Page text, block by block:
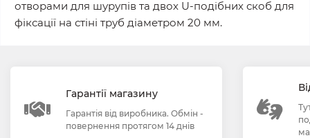
отворами для шурупів та двох U-подібних скоб для
фіксації на стіні труб діаметром 20 мм.
Гарантії магазину
Гарантія від виробника. Обмін -
повернення протягом 14 днів